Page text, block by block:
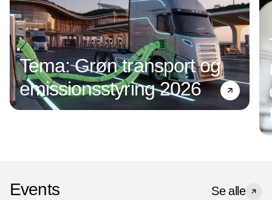
Tema: Grøn transport og
emissionsstyring 2026
Events Se alle